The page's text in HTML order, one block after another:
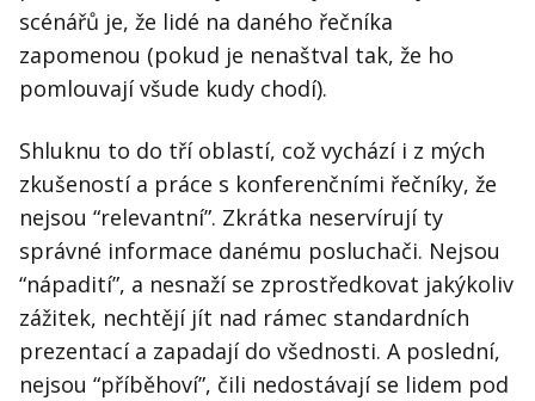
scénářů je, že lidé na daného řečníka
zapomenou (pokud je nenaštval tak, že ho
pomlouvají všude kudy chodí).
Shluknu to do tří oblastí, což vychází i z mých
zkušeností a práce s konferenčními řečníky, že
nejsou “relevantní”. Zkrátka neservírují ty
správné informace danému posluchači. Nejsou
“nápadití”, a nesnaží se zprostředkovat jakýkoliv
zážitek, nechtějí jít nad rámec standardních
prezentací a zapadají do všednosti. A poslední,
nejsou “příběhoví”, čili nedostávají se lidem pod